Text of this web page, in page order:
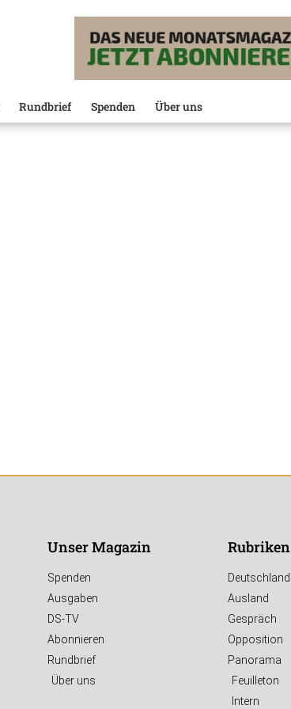
Rundbrief Spenden Über uns
Unser Magazin
Spenden
Ausgaben
DS-TV
Abonnieren
Rundbrief
Über uns
Rubriken
Deutschland
Ausland
Gespräch
Opposition
Panorama
Feuilleton
Intern